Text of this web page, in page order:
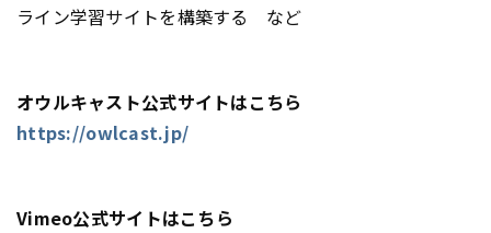
ライン学習サイトを構築する など
オウルキャスト公式サイトはこちら
https://owlcast.jp/
Vimeo公式サイトはこちら